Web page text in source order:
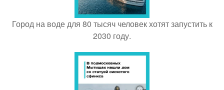
Город на воде для 80 тысяч человек хотят запустить к
2030 году.